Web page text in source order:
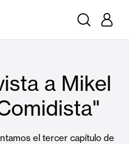
a Mikel
el tercer capítulo de